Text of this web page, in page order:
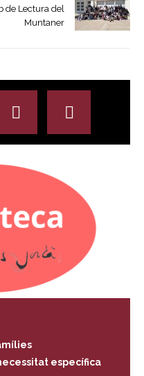
de Lectura del
Muntaner
específica